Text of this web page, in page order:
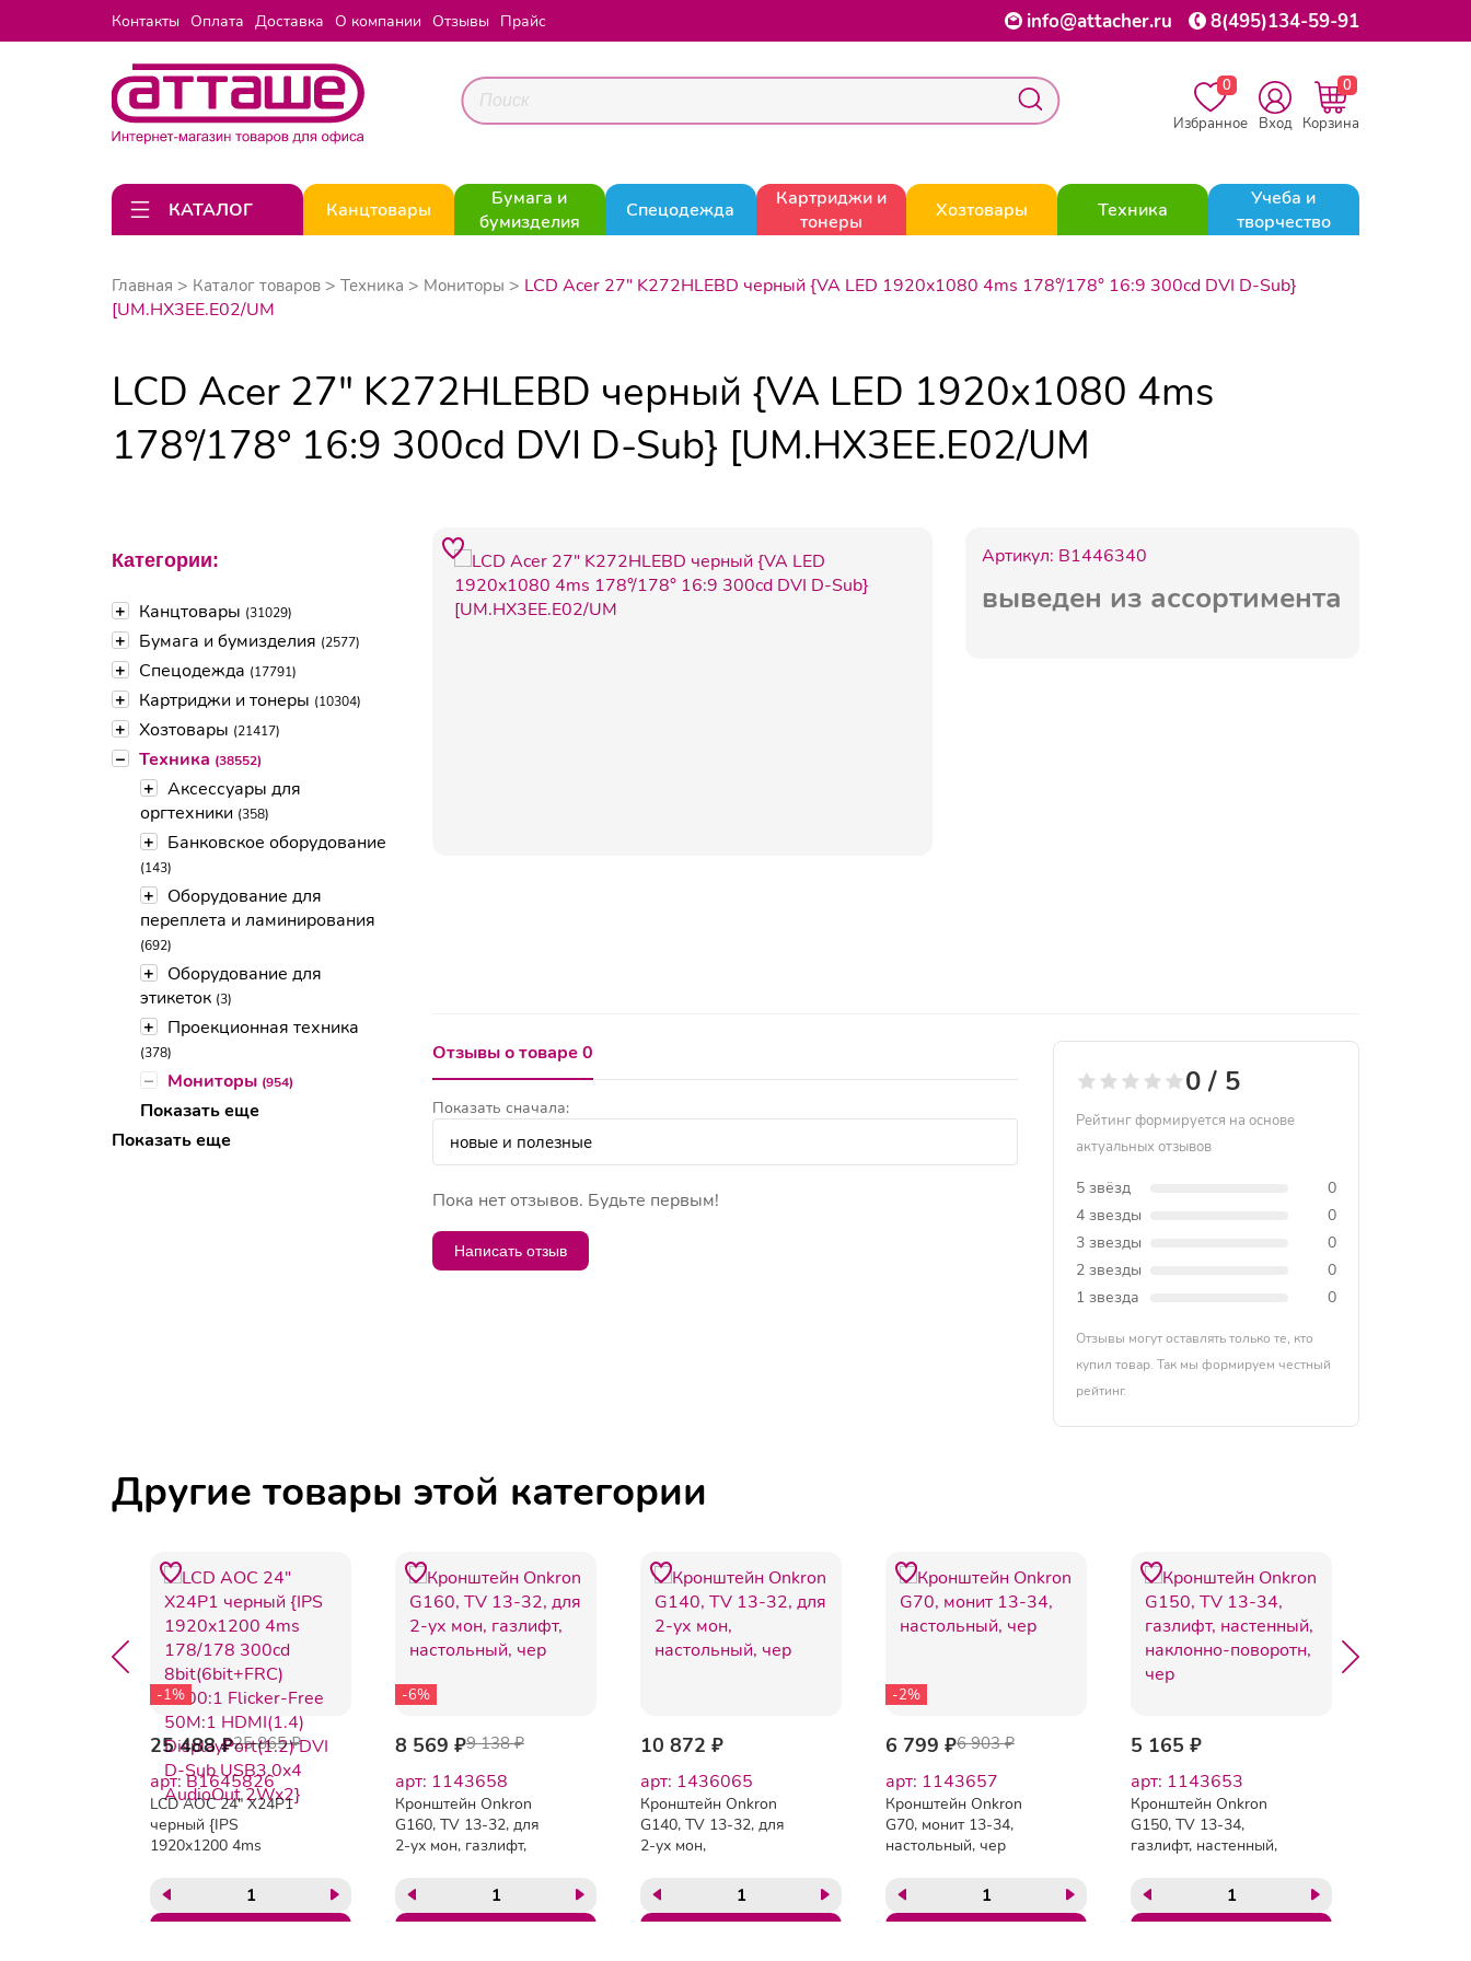
Контакты Оплата Доставка О компании Отзывы Прайс info@attacher.ru 8(495)134-59-91
0
Избранное
Вход
0
Корзина
КАТАЛОГ Канцтовары
Бумага и
бумизделия
Спецодежда
Картриджи и
тонеры
Хозтовары Техника
Учеба и
творчество
Главная Каталог товаров Техника Мониторы
LCD Acer 27" K272HLEBD черный {VA LED 1920x1080 4ms 178°/178° 16:9 300cd DVI D-Sub}
[UM.HX3EE.E02/UM
Категории:
+ Канцтовары (31029)
+ Бумага и бумизделия (2577)
+ Спецодежда (17791)
+ Картриджи и тонеры (10304)
+ Хозтовары (21417)
– Техника (38552)
+ Аксессуары для
оргтехники (358)
+ Банковское оборудование
(143)
+
Оборудование для
переплета и ламинирования
(692)
+
Оборудование для
этикеток (3)
+ Проекционная техника
(378)
– Мониторы (954)
Показать еще
Показать еще
LCD Acer 27" K272HLEBD черный {VA LED 1920x1080 4ms
178°/178° 16:9 300cd DVI D-Sub} [UM.HX3EE.E02/UM
Артикул: B1446340
выведен из ассортимента
Отзывы о товаре 0
Показать сначала:
Пока нет отзывов. Будьте первым!
Написать отзыв
0 / 5
Рейтинг формируется на основе
актуальных отзывов
5 звёзд
0
4 звезды
0
3 звезды
0
2 звезды
0
1 звезда
0
Отзывы могут оставлять только те, кто
купил товар. Так мы формируем честный
рейтинг.
Другие товары этой категории
-1%
25 488 ₽25 865 ₽
арт: B1645826
LCD AOC 24" X24P1
черный {IPS
1920x1200 4ms
8bit(6bit+FRC) 1000:1
Flicker-Free 50M:1
-6%
8 569 ₽9 138 ₽
арт: 1143658
Кронштейн Onkron
G160, TV 13-32, для
2-ух мон, газлифт,
10 872 ₽
арт: 1436065
Кронштейн Onkron
G140, TV 13-32, для
2-ух мон,
-2%
6 799 ₽6 903 ₽
арт: 1143657
Кронштейн Onkron
G70, монит 13-34,
настольный, чер
5 165 ₽
арт: 1143653
Кронштейн Onkron
G150, TV 13-34,
газлифт, настенный,
чер